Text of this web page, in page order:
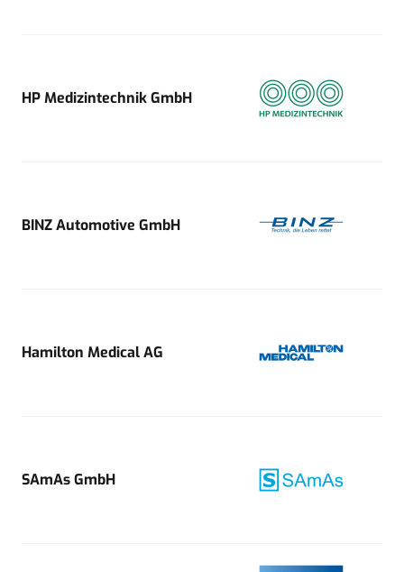
HP Medizintechnik GmbH
BINZ Automotive GmbH
Hamilton Medical AG
SAmAs GmbH